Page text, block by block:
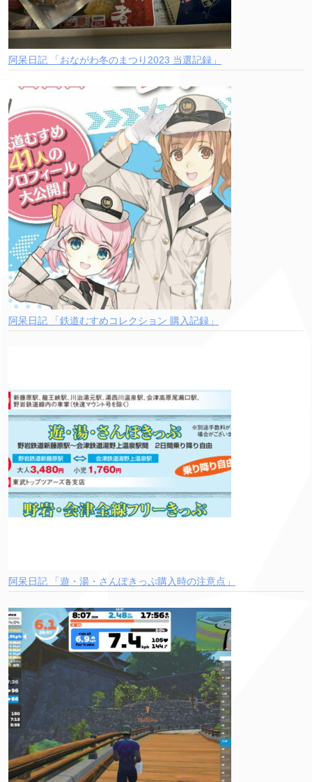
阿呆日記 「おながわ冬のまつり2023 当選記録」
阿呆日記 「鉄道むすめコレクション 購入記録」
阿呆日記 「遊・湯・さんぽきっぷ購入時の注意点」